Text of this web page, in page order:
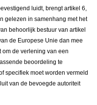
luidt, brengt artikel 6,
gelezen in samenhang met het
behoorlijk bestuur van artikel
de Europese Unie dan mee
de verlening van een
beoordeling te
specifiek moet worden vermeld
van de bevoegde autoriteit